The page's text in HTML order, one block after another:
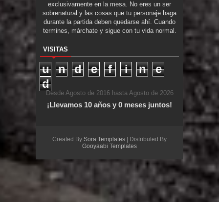
exclusivamente en la mesa. No eres un ser
sobrenatural y las cosas que tu personaje haga
durante la partida deben quedarse ahí. Cuando
termines, márchate y sigue con tu vida normal.
VISITAS
u n d e f i n
e
d
Desde Agosto de 2016 hasta Agosto de 2026
¡Llevamos 10 años y 0 meses juntos!
Created By Sora Templates | Distributed By
Gooyaabi Templates